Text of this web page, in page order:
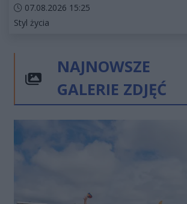
Data dodania artykułu:
07.08.2026 15:25
Kategorie artykułu:
Styl życia
NAJNOWSZE
GALERIE ZDJĘĆ